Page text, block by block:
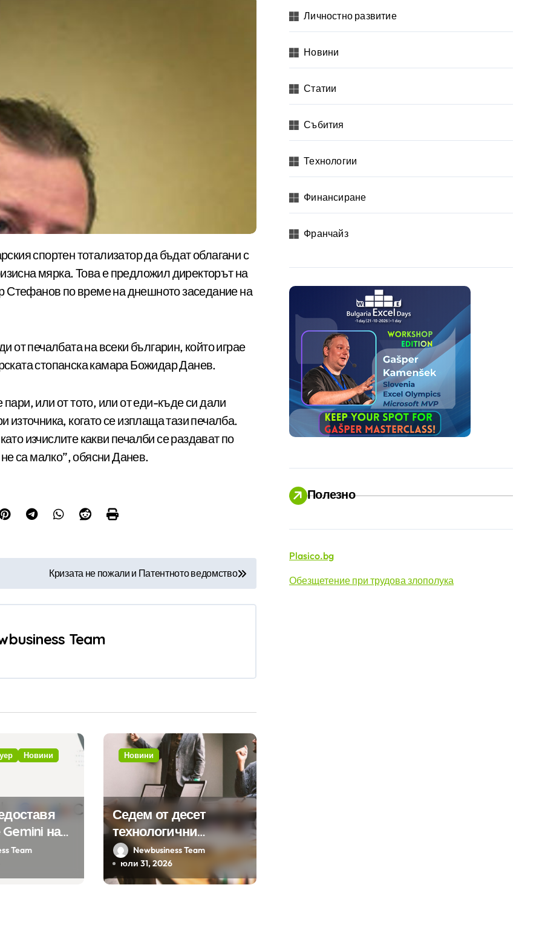
мярка. Това е предложил директорът на
Стефанов по време на днешното заседание на
от печалбата на всеки българин, който играе
стопанска камара Божидар Данев.
или от тото, или от еди-къде си дали
когато се изплаща тази печалба.
изчислите какви печалби се раздават по
са малко”, обясни Данев.
Кризата не пожали и Патентното ведомство
Team
Новини
на
бизнес
Team
Новини
Седем от десет
технологични
компании у нас
предлагат хибридна
работа
Newbusiness Team
юли 31, 2026
Личностно развитие
Новини
Статии
Събития
Технологии
Финансиране
Франчайз
Полезно
Plasico.bg
Обезщетение при трудова злополука